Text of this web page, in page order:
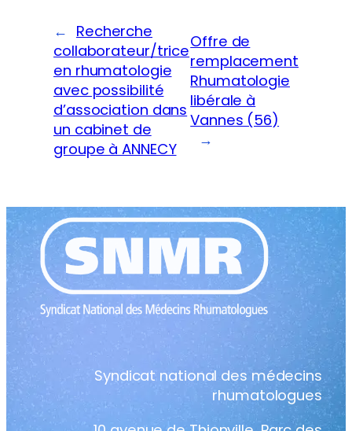
← Recherche
collaborateur/trice
en rhumatologie
avec possibilité
d’association dans
un cabinet de
groupe à ANNECY
Offre de
remplacement
Rhumatologie
libérale à
Vannes (56)
→
Syndicat national des médecins
rhumatologues